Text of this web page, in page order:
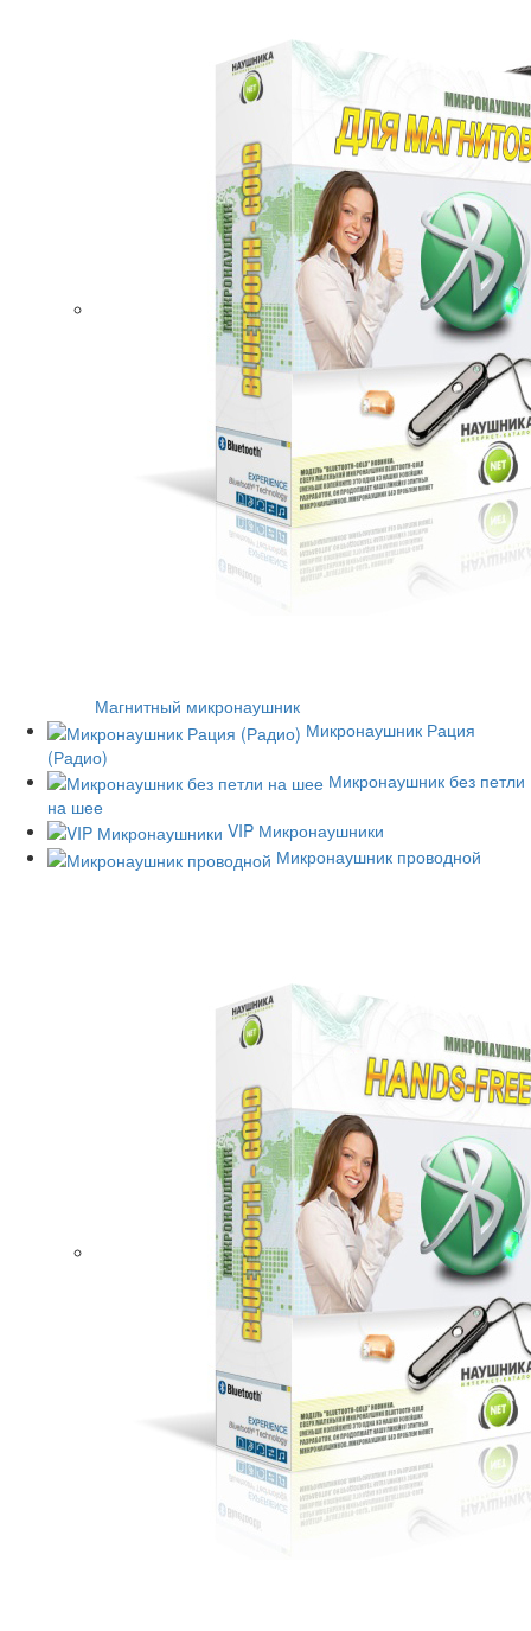
Магнитный микронаушник
Микронаушник Рация
(Радио)
Микронаушник без петли
на шее
VIP Микронаушники
Микронаушник проводной